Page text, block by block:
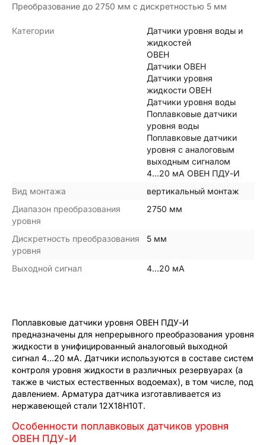
Преобразование до 2750 мм с дискретностью 5 мм
Категории
Датчики уровня воды и
жидкостей
ОВЕН
Датчики ОВЕН
Датчики уровня
жидкости ОВЕН
Датчики уровня воды
Поплавковые датчики
уровня воды
Поплавковые датчики
уровня с аналоговым
выходным сигналом
4...20 мА ОВЕН ПДУ-И
Вид монтажа
вертикальный монтаж
Диапазон преобразования
уровня
2750 мм
Дискретность преобразования
уровня
5 мм
Выходной сигнал 4…20 мА
Поплавковые датчики уровня ОВЕН ПДУ-И
предназначены для непрерывного преобразования уровня
жидкости в унифицированный аналоговый выходной
сигнал 4…20 мА. Датчики используются в составе систем
контроля уровня жидкости в различных резервуарах (а
также в чистых естественных водоемах), в том числе, под
давлением. Арматура датчика изготавливается из
нержавеющей стали 12Х18Н10Т.
Особенности поплавковых датчиков уровня
ОВЕН ПДУ-И